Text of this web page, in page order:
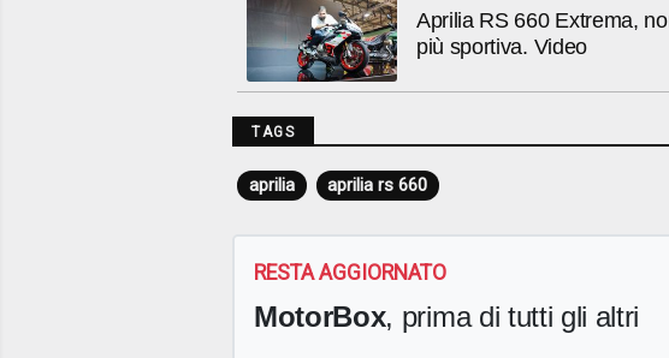
Aprilia RS 660 Extrema,
più sportiva. Video
TAGS
aprilia aprilia rs 660
RESTA AGGIORNATO
MotorBox, prima di tutti gli altri